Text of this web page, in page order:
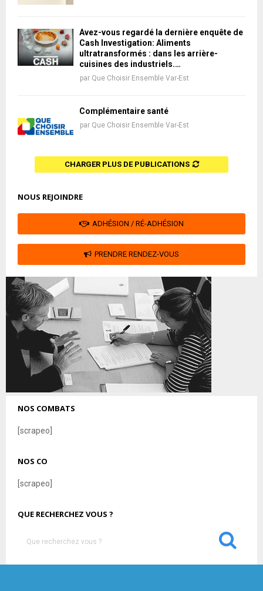
Avez-vous regardé la dernière enquête de
Cash Investigation: Aliments
ultratransformés : dans les arrière-
cuisines des industriels.…
par Que Choisir Ensemble Var-Est
Complémentaire santé
par Que Choisir Ensemble Var-Est
CHARGER PLUS DE PUBLICATIONS
NOUS REJOINDRE
ADHÉSION / RÉ-ADHÉSION
PRENDRE RENDEZ-VOUS
NOS COMBATS
[scrapeo]
NOS CO
[scrapeo]
QUE RECHERCHEZ VOUS ?
S